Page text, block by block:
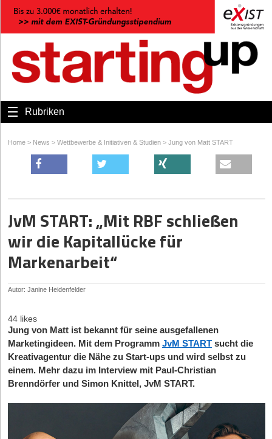
Rubriken
Home > News > Wettbewerbe & Initiativen & Studien > Jung von Matt START
JvM START: „Mit RBF schließen
wir die Kapitallücke für
Markenarbeit“
Autor: Janine Heidenfelder
44 likes
Jung von Matt ist bekannt für seine ausgefallenen
Marketingideen. Mit dem Programm JvM START sucht die
Kreativagentur die Nähe zu Start-ups und wird selbst zu
einem. Mehr dazu im Interview mit Paul-Christian
Brenndörfer und Simon Knittel, JvM START.